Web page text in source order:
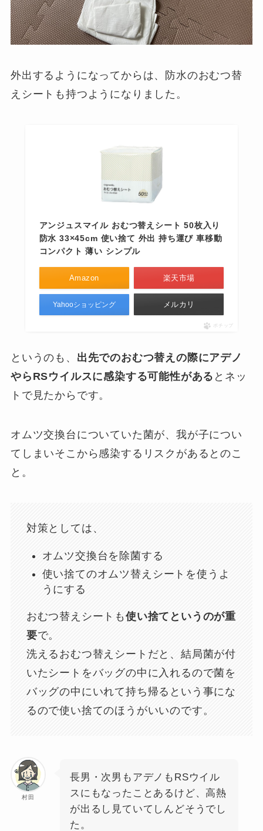
外出するようになってからは、防水のおむつ替
えシートも持つようになりました。
アンジュスマイル おむつ替えシート 50枚入り
防水 33×45cm 使い捨て 外出 持ち運び 車移動
コンパクト 薄い シンプル
Amazon 楽天市場
Yahooショッピング メルカリ
ポチップ
というのも、 出先でのおむつ替えの際にアデノ
やらRSウイルスに感染する可能性がある とネッ
トで見たからです。
オムツ交換台についていた菌が、我が子につい
てしまいそこから感染するリスクがあるとのこ
と。
対策としては、
オムツ交換台を除菌する
使い捨てのオムツ替えシートを使うよ
うにする
おむつ替えシートも使い捨てというのが重
要で。
洗えるおむつ替えシートだと、結局菌が付
いたシートをバッグの中に入れるので菌を
バッグの中にいれて持ち帰るという事にな
るので使い捨てのほうがいいのです。
村田
長男・次男もアデノもRSウイル
スにもなったことあるけど、高熱
が出るし見ていてしんどそうでし
た。